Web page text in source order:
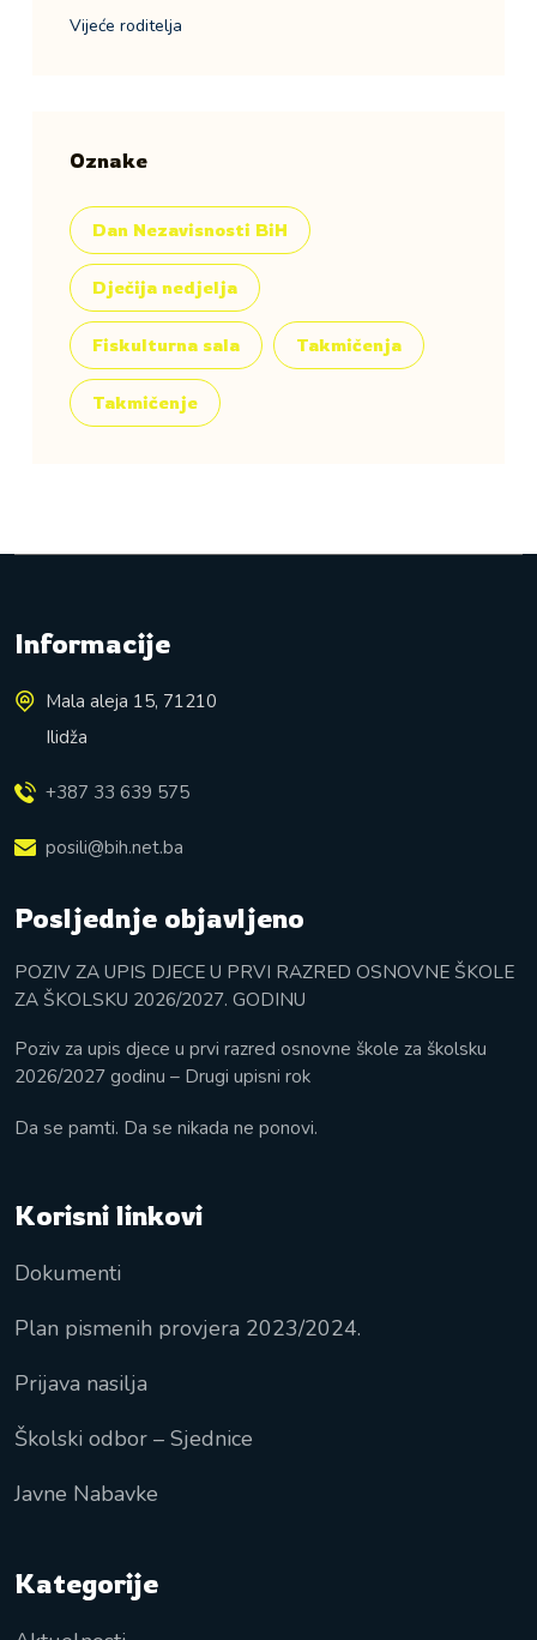
Vijeće roditelja
Oznake
Dan Nezavisnosti BiH
Dječija nedjelja
Fiskulturna sala Takmičenja
Takmičenje
Informacije
Mala aleja 15, 71210
Ilidža
+387 33 639 575
posili@bih.net.ba
Posljednje objavljeno
POZIV ZA UPIS DJECE U PRVI RAZRED OSNOVNE ŠKOLE
ZA ŠKOLSKU 2026/2027. GODINU
Poziv za upis djece u prvi razred osnovne škole za školsku
2026/2027 godinu – Drugi upisni rok
Da se pamti. Da se nikada ne ponovi.
Korisni linkovi
Dokumenti
Plan pismenih provjera 2023/2024.
Prijava nasilja
Školski odbor – Sjednice
Javne Nabavke
Kategorije